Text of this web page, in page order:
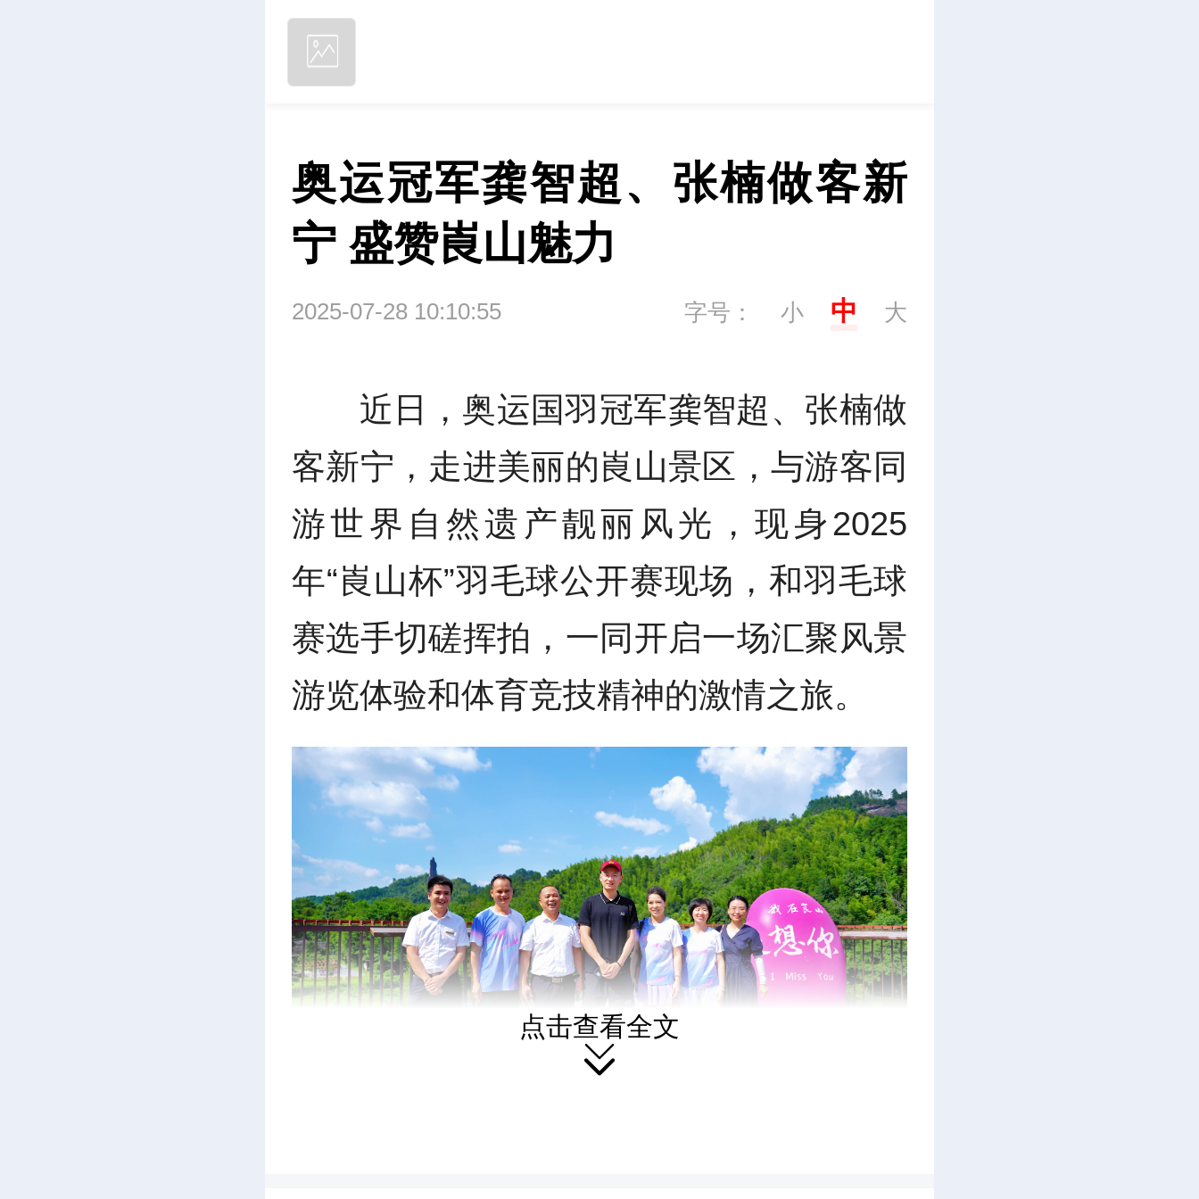
奥运冠军龚智超、张楠做客新
宁 盛赞崀山魅力
2025-07-28 10:10:55 字号： 小 中 大
近日，奥运国羽冠军龚智超、张楠做
客新宁，走进美丽的崀山景区，与游客同
游世界自然遗产靓丽风光，现身2025
年“崀山杯”羽毛球公开赛现场，和羽毛球
赛选手切磋挥拍，一同开启一场汇聚风景
游览体验和体育竞技精神的激情之旅。
点击查看全文
